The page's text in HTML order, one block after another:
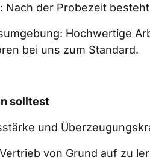
Nach der Probezeit
Hochwertige
bei uns zum Standard.
solltest
und
von Grund auf zu